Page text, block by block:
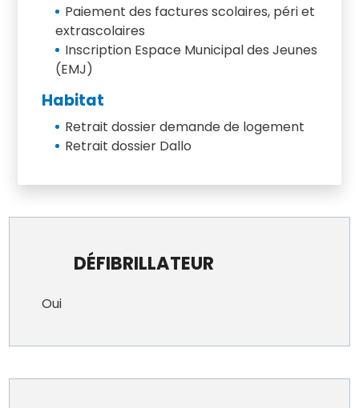
Paiement des factures scolaires, péri et
extrascolaires
Inscription Espace Municipal des Jeunes
(EMJ)
Habitat
Retrait dossier demande de logement
Retrait dossier Dallo
DÉFIBRILLATEUR
Oui